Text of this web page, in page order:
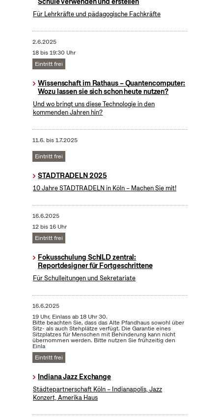
Für Lehrkräfte und pädagogische Fachkräfte
2.6.2025
18 bis 19:30 Uhr
Eintritt frei
Wissenschaft im Rathaus – Quantencomputer:
Wozu lassen sie sich schon heute nutzen?
Und wo bringt uns diese Technologie in den
kommenden Jahren hin?
11.6. bis1.7.2025
Eintritt frei
STADTRADELN 2025
10 Jahre STADTRADELN in Köln – Machen Sie mit!
16.6.2025
12 bis 16 Uhr
Eintritt frei
Fokusschulung SchILD zentral:
Reportdesigner für Fortgeschrittene
Für Schulleitungen und Sekretariate
16.6.2025
19 Uhr, Einlass ab 18 Uhr 30.
Bitte beachten Sie, dass das Alte Pfandhaus sowohl über
Sitz- als auch Stehplätze verfügt. Die Garantie eines
Sitzplatzes für Menschen mit Behinderung kann nicht
übernommen werden. Bitte nutzen Sie frühzeitig den
Einla
Eintritt frei
Indiana Jazz Exchange
Städtepartnerschaft Köln – Indianapolis, Jazz
Konzert, Amerika Haus